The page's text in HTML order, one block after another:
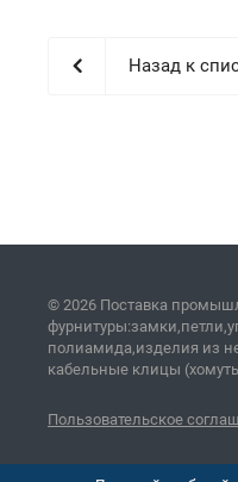
Назад к
© 2026 Поставка
полиамида,изделия из
кабельные клицы
Пользовательское
Версия для печати